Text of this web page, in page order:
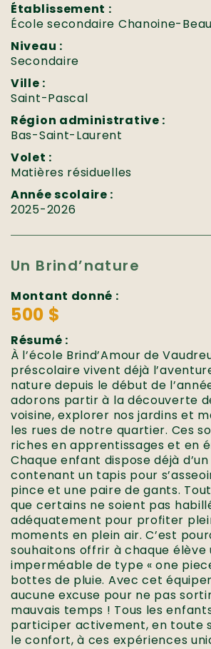
Établissement :
École secondaire Chanoine-
Niveau :
Secondaire
Ville :
Saint-Pascal
Région administrative :
Bas-Saint-Laurent
Volet :
Matières résiduelles
Année scolaire :
2025-2026
Un Brind’nature
Montant donné :
500 $
Résumé :
À l’école Brind’Amour de
préscolaire vivent déjà
nature depuis le début de
adorons partir à la découverte
voisine, explorer nos jardins et
les rues de notre quartier. Ces
riches en apprentissages et en
Chaque enfant dispose déjà
contenant un tapis pour
pince et une paire de gants.
que certains ne soient pas
adéquatement pour profiter
moments en plein air. C’est
souhaitons offrir à chaque élève
imperméable de type « one
bottes de pluie. Avec cet
aucune excuse pour ne pas
mauvais temps ! Tous les
participer activement, en toute
le confort, à ces expériences